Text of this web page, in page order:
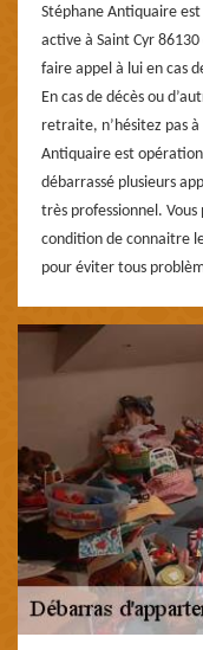
Stéphane Antiquaire
active à Saint Cyr
faire appel à lui en cas
En cas de décès ou
retraite, n’hésitez pas
Antiquaire est
débarrassé plusieurs
très professionnel.
condition de connaitre
pour éviter tous